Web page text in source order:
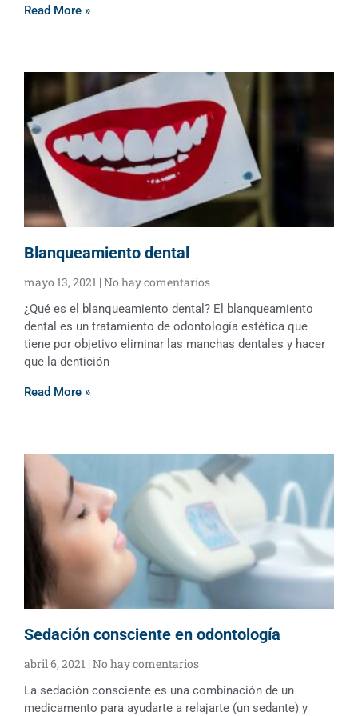
Read More »
Blanqueamiento dental
mayo 13, 2021 No hay comentarios
¿Qué es el blanqueamiento dental? El blanqueamiento
dental es un tratamiento de odontología estética que
tiene por objetivo eliminar las manchas dentales y hacer
que la dentición
Read More »
Sedación consciente en odontología
abril 6, 2021 No hay comentarios
La sedación consciente es una combinación de un
medicamento para ayudarte a relajarte (un sedante) y